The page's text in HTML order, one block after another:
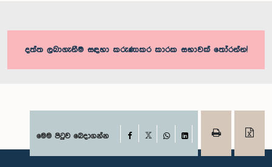
දත්ත ලබාගැනීම සඳහා කරුණාකර කාරක සභාවක් තෝරන්න!
මෙම පිටුව බෙදාගන්න Facebook
WhatsAppLinkedIn